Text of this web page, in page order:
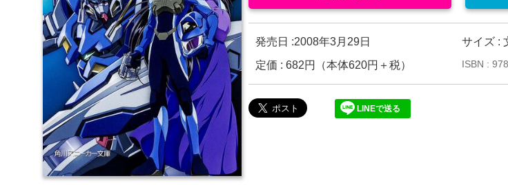
発売日 :2008年3月29日
サイズ :
定価 : 682円（本体620円＋税）
ISBN :
LINEで送る